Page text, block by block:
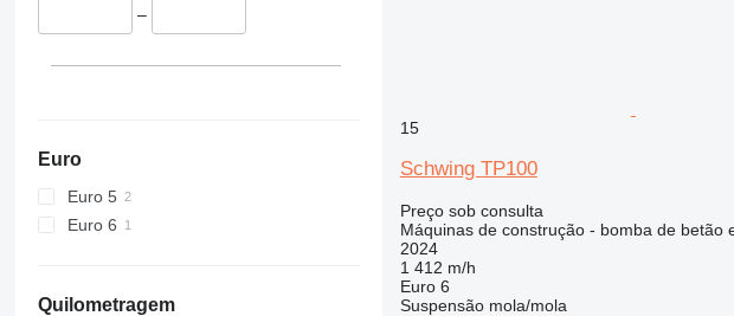
M-series
–
Euro
Euro 5
Euro 6
Quilometragem
15
Schwing TP100
Preço sob consulta
Máquinas de construção - bomba de betão
2024
1 412 m/h
Euro 6
Suspensão mola/mola